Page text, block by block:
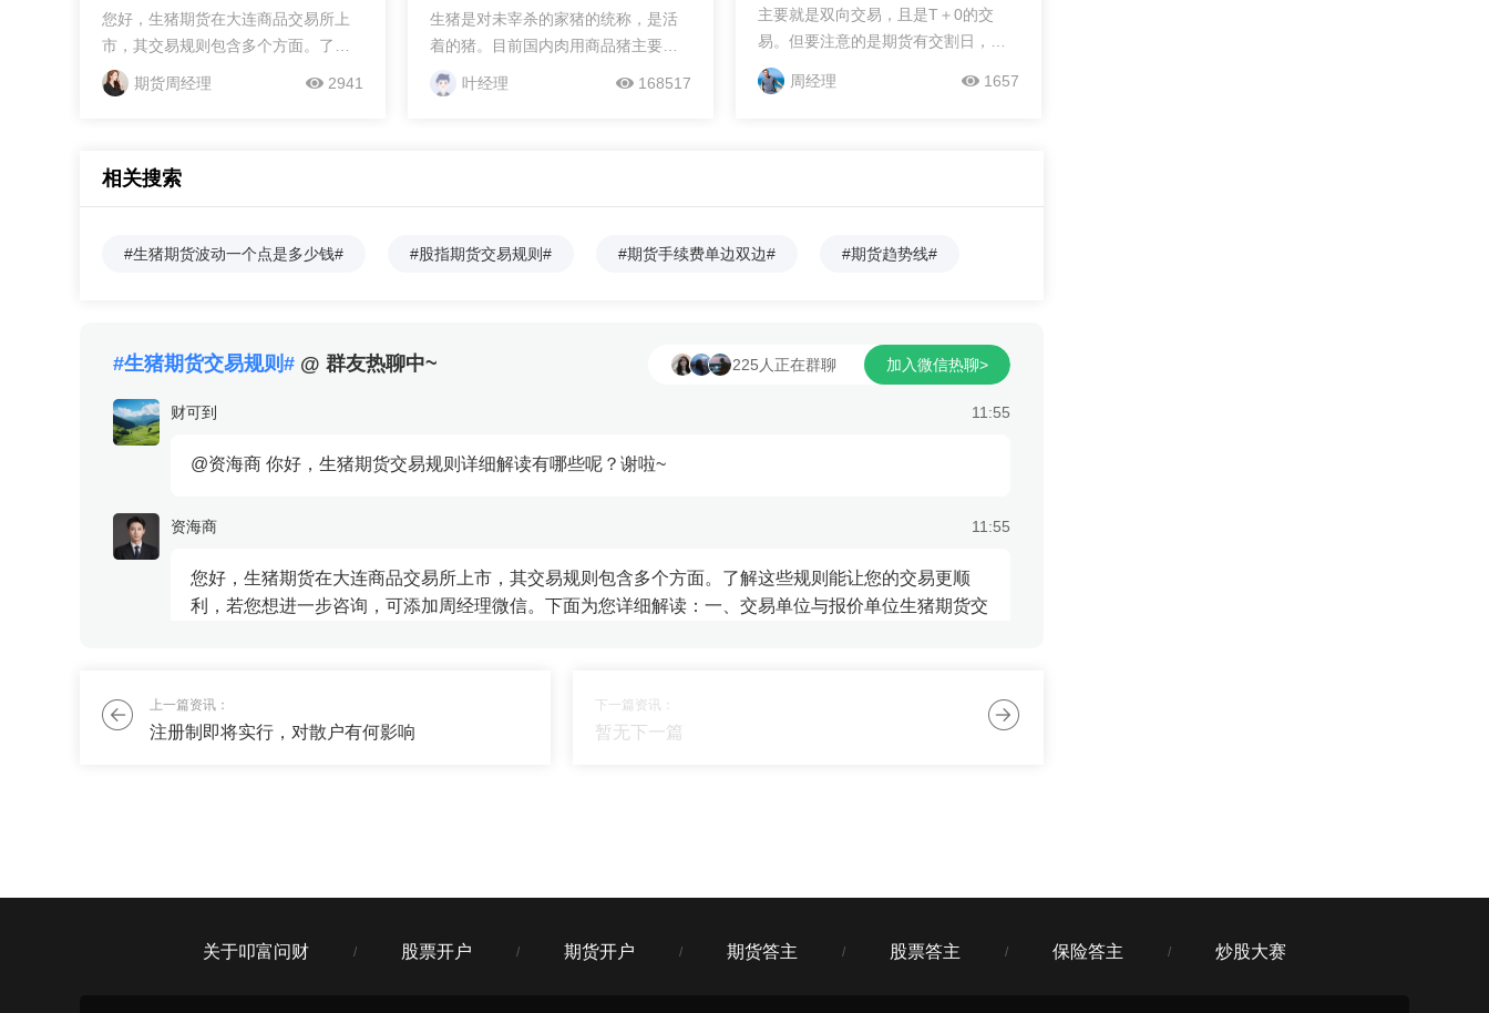
您好，生猪期货在大连商品交易所上
市，其交易规则包含多个方面。了解
这些规则能让您的交易更顺利，若您
想进一步咨询，可添加周经理微信。
期货周经理 2941
生猪是对未宰杀的家猪的统称，是活
着的猪。目前国内肉用商品猪主要是
使用从国外进口的种猪进行杂交而繁
育的后代，从国外引进的种猪主要是
所上市，交易代码为JH。大商所生猪
生猪期货的最小交易单位为一手，一
吨，如果当前生猪合约的价格为17000
叶经理 168517
主要就是双向交易，且是T＋0的交
易。但要注意的是期货有交割日，不
能永久持仓。具体的规则和操作方式
雪临总结为如下几点，您可以进行参
关注合约到期日，以确定能否在合约
报：期货投资的亏盈就只有合约价值
周经理 1657
相关搜索
#生猪期货波动一个点是多少钱# #股指期货交易规则# #期货手续费单边双边# #期货趋势线#
#生猪期货交易规则# @ 群友热聊中~
财可到 11:55
@资海商 你好，生猪期货交易规则详细解读有哪些呢？谢啦~
资海商 11:55
您好，生猪期货在大连商品交易所上市，其交易规则包含多个方面。了解这些规则能让您的交易更顺
利，若您想进一步咨询，可添加周经理微信。下面为您详细解读：一、交易单位与报价单位生猪期货交
股市最近行情不好，亏了点前，期货市场有没机会参与？
225人正在群聊 加入微信热聊>
上一篇资讯：
注册制即将实行，对散户有何影响
下一篇资讯：
暂无下一篇
关于叩富问财 / 股票开户 / 期货开户 / 期货答主 / 股票答主 / 保险答主 / 炒股大赛